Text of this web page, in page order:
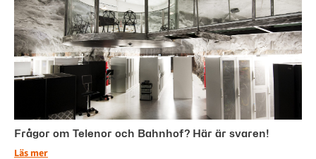
Frågor om Telenor och Bahnhof? Här är svaren!
Läs mer